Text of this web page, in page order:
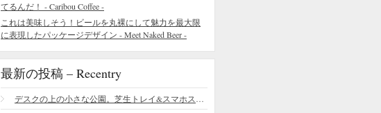
てるんだ！ - Caribou Coffee -
これは美味しそう！ビールを丸裸にして魅力を最大限
に表現したパッケージデザイン - Meet Naked Beer -
最新の投稿 – Recentry